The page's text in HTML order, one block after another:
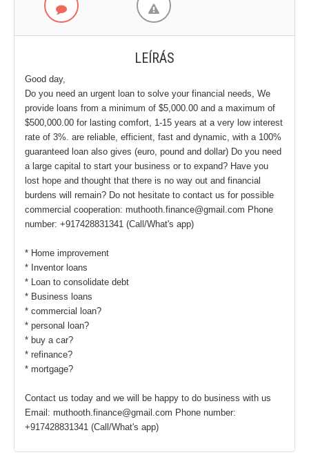
LEÍRÁS
Good day,
Do you need an urgent loan to solve your financial needs, We
provide loans from a minimum of $5,000.00 and a maximum of
$500,000.00 for lasting comfort, 1-15 years at a very low interest
rate of 3%. are reliable, efficient, fast and dynamic, with a 100%
guaranteed loan also gives (euro, pound and dollar) Do you need
a large capital to start your business or to expand? Have you
lost hope and thought that there is no way out and financial
burdens will remain? Do not hesitate to contact us for possible
commercial cooperation: muthooth.finance@gmail.com Phone
number: +917428831341 (Call/What's app)
* Home improvement
* Inventor loans
* Loan to consolidate debt
* Business loans
* commercial loan?
* personal loan?
* buy a car?
* refinance?
* mortgage?
Contact us today and we will be happy to do business with us
Email: muthooth.finance@gmail.com Phone number:
+917428831341 (Call/What's app)